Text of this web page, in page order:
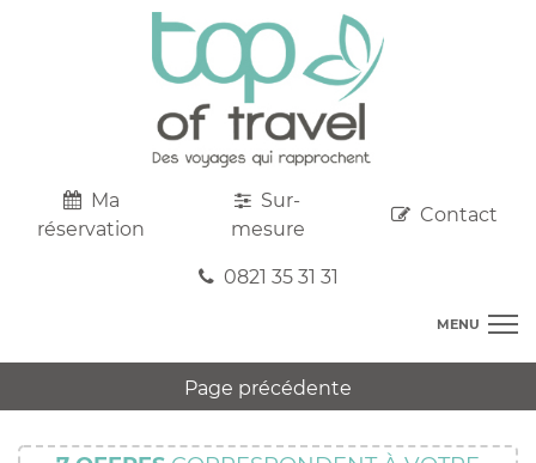
Ma
réservation
Sur-
mesure
Contact
0821 35 31 31
MENU
DESTINATIONS
AU DEPART DE CHEZ VOUS
Page précédente